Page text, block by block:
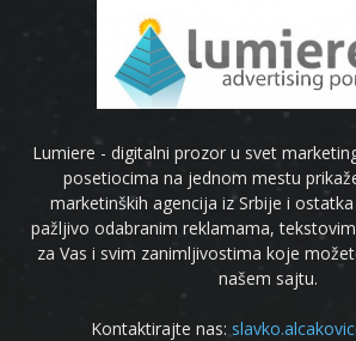
Lumiere - digitalni prozor u svet
posetiocima na jednom mestu
marketinških agencija iz Srbije i
pažljivo odabranim reklamama,
za Vas i svim zanimljivostima koje
našem sajtu.
Kontaktirajte nas: